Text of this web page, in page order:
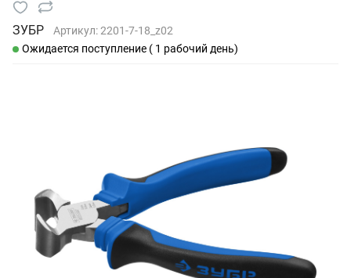
ЗУБР Артикул:2201-7-18_z02
Ожидается поступление ( 1 рабочий день)